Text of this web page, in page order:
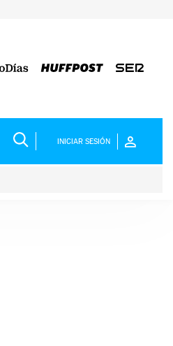
INICIAR SESIÓN